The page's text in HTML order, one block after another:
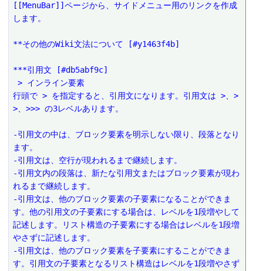
[[MenuBar]]ページから、サイドメニュー用のリンクを作成
します。
**その他のWiki文法について [#y1463f4b]
***引用文 [#db5abf9c]
> インライン要素
行頭で > を指定すると、引用文になります。引用文は >、>
>、>>> の3レベルあります。
-引用文の中は、ブロック要素を明示しない限り、段落となり
ます。
-引用文は、空行が現われるまで継続します。
-引用文内の段落は、新たな引用文またはブロック要素が現わ
れるまで継続します。
-引用文は、他のブロック要素の子要素になることができま
す。他の引用文の子要素にする場合は、レベルを1段増やして
記述します。リスト構造の子要素にする場合はレベルを1段増
やさずに記述します。
-引用文は、他のブロック要素を子要素にすることができま
す。引用文の子要素となるリスト構造はレベルを1段増やさず